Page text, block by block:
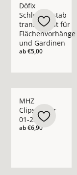
Döfix
Schleuderstab
transparent für
Flächenvorhänge
und Gardinen
ab€5,00
MHZ
Clipsgleiter
01-2222
ab€6,90